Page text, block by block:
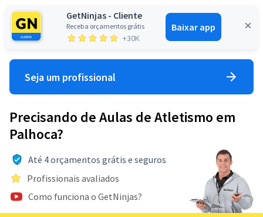
GetNinjas - Cliente
Receba orçamentos grátis
+30K
Baixar app
Entrar
Seja um profissional
Precisando de Aulas de Atletismo em
Palhoca?
Até 4 orçamentos grátis e seguros
Profissionais avaliados
Como funciona o GetNinjas?